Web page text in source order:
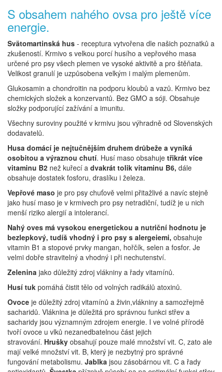
S obsahem nahého ovsa pro ještě více
energie.
Svätomartinská hus - receptura vytvořena dle našich poznatků a
zkušeností. Krmivo s velkou porcí husího a vepřového masa
určené pro psy všech plemen ve vysoké aktivitě a pro štěňata.
Velikost granulí je uzpůsobena velkým i malým plemenům.
Glukosamin a chondroitin na podporu kloubů a vazů. Krmivo bez
chemických složek a konzervantů. Bez GMO a sóji. Obsahuje
složky podporující zažívání a imunitu.
Všechny suroviny použité v krmivu jsou výhradně od Slovenských
dodavatelů.
Husa domácí je nejtučnějším druhem drůbeže a vyniká
osobitou a výraznou chutí. Husí maso obsahuje třikrát více
vitaminu B2 než kuřecí a dvakrát tolik vitaminu B6, dále
obsahuje dostatek fosforu, draslíku i železa.
Vepřové maso je pro psy chuťově velmi přitažlivé a navíc stejně
jako husí maso je v krmivech pro psy netradiční, tudíž je u nich
menší riziko alergií a intolerancí.
Nahý oves má vysokou energetickou a nutriční hodnotu je
bezlepkový, tudíš vhodný i pro psy s alergeiemi, obsahuje
vitamin B1 a stopové prvky mangan, hořčík, selen a fosfor. Je
velmi dobře stravitelný a vhodný i při nechutenství.
Zelenina jako důležitý zdroj vlákniny a řady vitamínů.
Husí tuk pomáhá čistit tělo od volných radikálů atoxinů.
Ovoce je důležitý zdroj vitamínů a živin,vlákniny a samozřejmě
sacharidů. Vláknina je důležitá pro správnou funkci střev a
sacharidy jsou významným zdrojem energie. I ve volné přírodě
tvoří ovoce u vlků nezanedbatelnou část jejich
stravování. Hrušky obsahují pouze malé množství vit. C, zato ale
mají velké množství vit. B, který je nezbytný pro správné
fungování metabolismu. Jablka jsou zásobárnou vit. C a řady